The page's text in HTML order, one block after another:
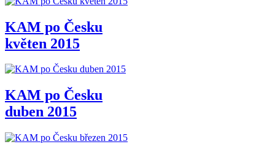
KAM po Česku
květen 2015
KAM po Česku
duben 2015